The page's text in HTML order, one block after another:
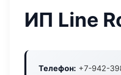
ИП Line
Телефон: +7-942-